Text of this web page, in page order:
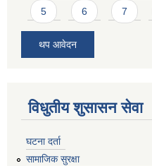
5 6 7
थप आवेदन
विधुतीय शुसासन सेवा
घटना दर्ता
सामाजिक सुरक्षा